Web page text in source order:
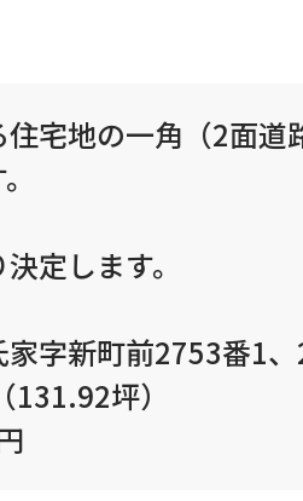
宅地の一角（2面道
定します。
新町前2753番1、
坪）